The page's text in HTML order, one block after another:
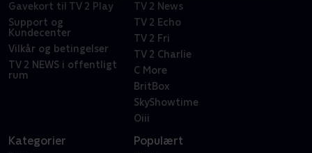
Gavekort til TV 2 Play
Support og
Kundecenter
Vilkår og betingelser
TV 2 NEWS i offentligt
rum
TV 2 News
TV 2 Echo
TV 2 Fri
TV 2 Charlie
C More
BritBox
SkyShowtime
Oiii
Kategorier Populært